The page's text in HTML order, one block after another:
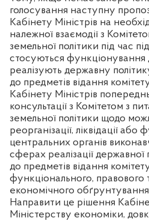
голосування наступну
Кабінету Міністрів на
належної взаємодії з
земельної політики під час
стосуються функціонування
реалізують державну
до предметів відання
Кабінету Міністрів
консультації з Комітетом з
земельної політики щодо
реорганізації, ліквідації
центральних органів
сферах реалізації державної
до предметів відання
функціонального, правового
економічного
Направити це рішення
Міністерству економіки,